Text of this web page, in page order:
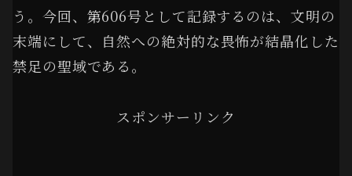
う。今回、第606号として記録するのは、文明の
末端にして、自然への絶対的な畏怖が結晶化した
禁足の聖域である。
スポンサーリンク